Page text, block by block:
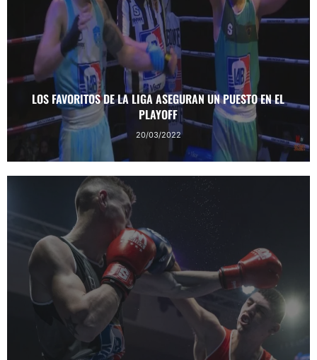
LOS FAVORITOS DE LA LIGA ASEGURAN UN PUESTO EN EL
PLAYOFF
20/03/2022